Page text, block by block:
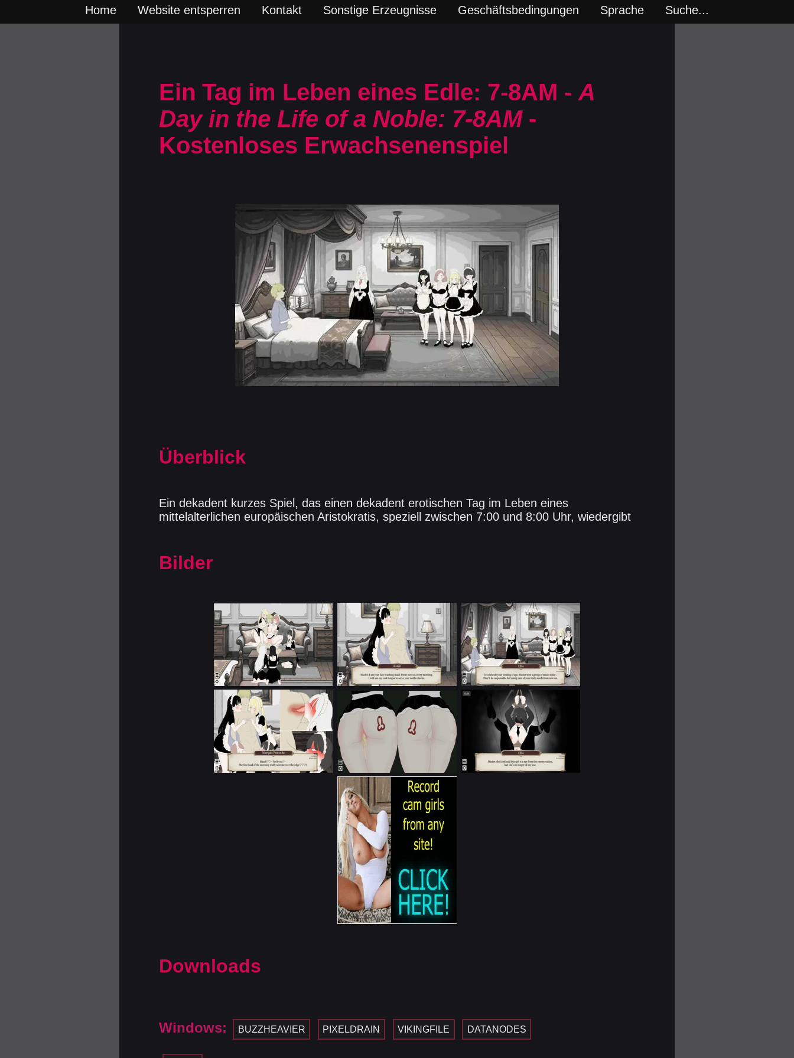
Home Website entsperren Kontakt Sonstige Erzeugnisse Geschäftsbedingungen Sprache Suche...
Ein Tag im Leben eines Edle: 7-8AM - A
Day in the Life of a Noble: 7-8AM-
Kostenloses Erwachsenenspiel
Überblick
Ein dekadent kurzes Spiel, das einen dekadent erotischen Tag im Leben eines
mittelalterlichen europäischen Aristokratis, speziell zwischen 7:00 und 8:00 Uhr, wiedergibt
Bilder
Downloads
Windows: BUZZHEAVIER PIXELDRAIN VIKINGFILE DATANODES